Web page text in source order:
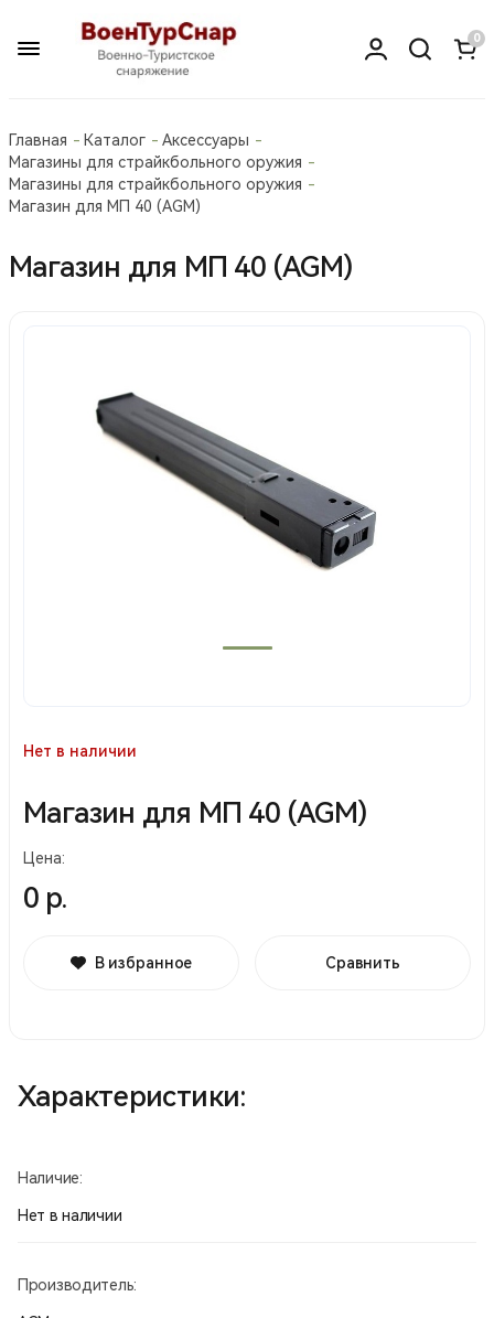
0
Главная Каталог
Аксессуары
Магазины для страйкбольного оружия
Магазины для страйкбольного оружия
Магазин для МП 40 (AGM)
Магазин для МП 40 (AGM)
Нет в наличии
Магазин для МП 40 (AGM)
Цена:
0 р.
В избранное Сравнить
Характеристики:
Наличие:
Нет в наличии
Производитель: